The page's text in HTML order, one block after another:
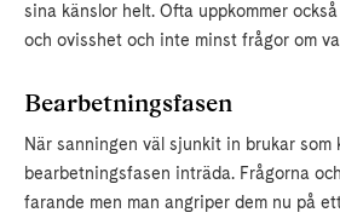
sina känslor helt. Ofta uppkommer
och ovisshet och inte minst frågor om
Bearbetningsfasen
När sanningen väl sjunkit in brukar som
bearbetningsfasen inträda. Frågorna
farande men man angriper dem nu på